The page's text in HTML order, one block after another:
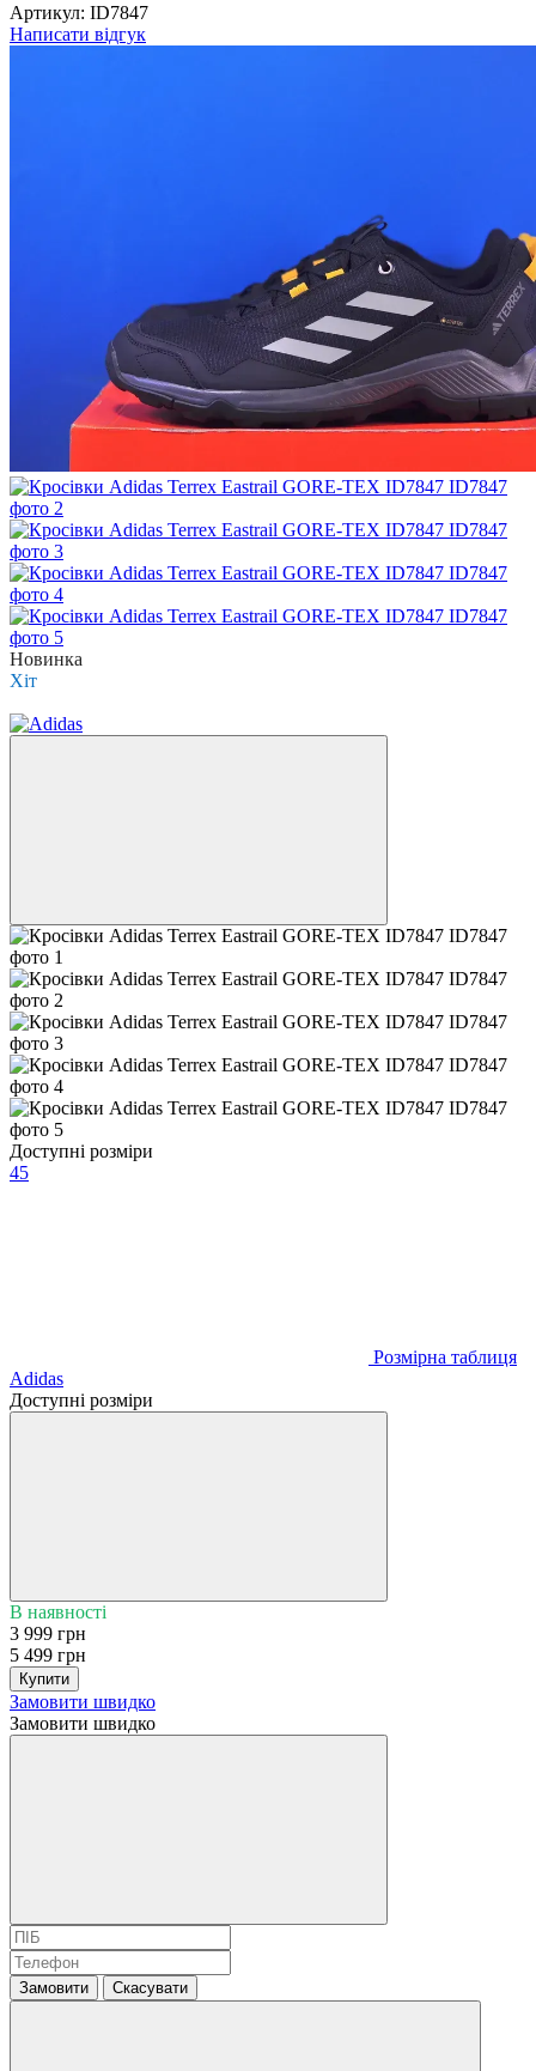
Артикул: ID7847
Написати відгук
Новинка
Хіт
Доступні розміри
45
Розмірна таблиця
Adidas
Доступні розміри
В наявності
3 999 грн
5 499 грн
Купити
Замовити швидко
Замовити швидко
Замовити Скасувати